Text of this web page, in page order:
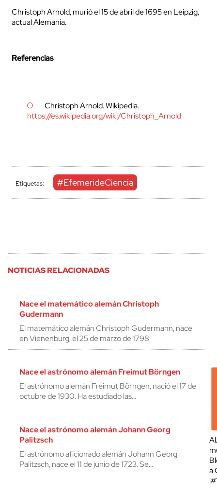
Christoph Arnold, murió el 15 de abril de 1695 en Leipzig,
actual Alemania.
Referencias
Christoph Arnold. Wikipedia.
https://es.wikipedia.org/wiki/Christoph_Arnold
Etiquetas: #EfemerideCiencia
NOTICIAS RELACIONADAS
Nace el matemático alemán Christoph
Gudermann
El matemático alemán Christoph Gudermann, nace
en Vienenburg, el 25 de marzo de 1798
Nace el astrónomo alemán Freimut Börngen
El astrónomo alemán Freimut Börngen, nació el 17 de
octubre de 1930. Ha estudiado las…
Nace el astrónomo alemán Johann Georg
Palitzsch
El astrónomo aficionado alemán Johann Georg
Palitzsch, nace el 11 de junio de 1723. Se…
a